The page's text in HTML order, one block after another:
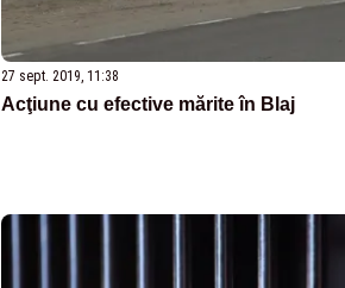
27 sept. 2019, 11:38
Acţiune cu efective mărite în Blaj